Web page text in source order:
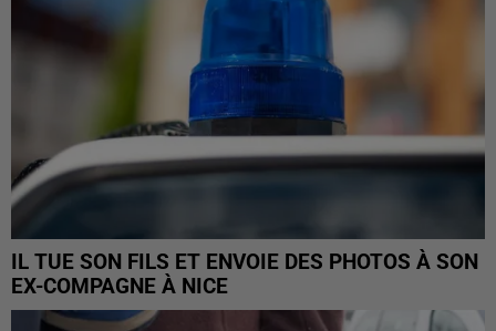
IL TUE SON FILS ET ENVOIE DES PHOTOS À SON
EX-COMPAGNE À NICE